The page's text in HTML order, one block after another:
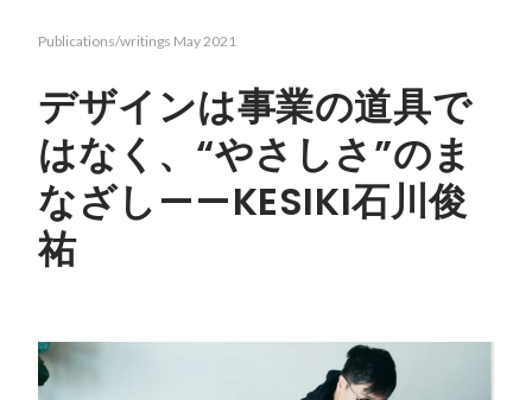
Publications/writings May 2021
デザインは事業の道具で
はなく、“やさしさ”のま
なざし——KESIKI石川俊
祐